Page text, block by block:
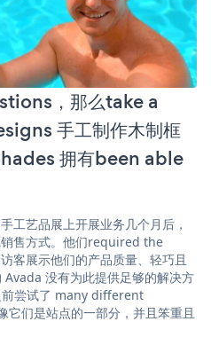
，那么take a
手工制作木制框
拥有been able
艺品展上开展业务几个月后，
售方式。他们required the
客展示他们的产品质量、轻巧且
没有为此提供足够的解决方
尝试了 many different
们是站点的一部分，并且笨重且